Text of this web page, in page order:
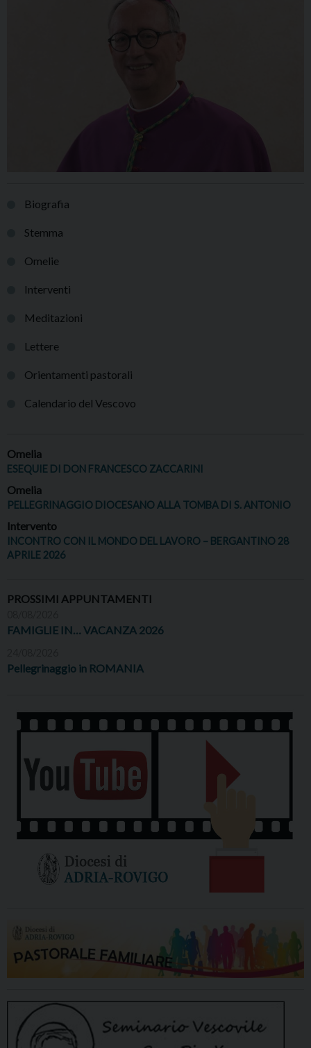
Biografia
Stemma
Omelie
Interventi
Meditazioni
Lettere
Orientamenti pastorali
Calendario del Vescovo
Omelia
ESEQUIE DI DON FRANCESCO ZACCARINI
Omelia
PELLEGRINAGGIO DIOCESANO ALLA TOMBA DI S. ANTONIO
Intervento
INCONTRO CON IL MONDO DEL LAVORO – BERGANTINO 28
APRILE 2026
PROSSIMI APPUNTAMENTI
FAMIGLIE IN… VACANZA 2026
Pellegrinaggio in ROMANIA